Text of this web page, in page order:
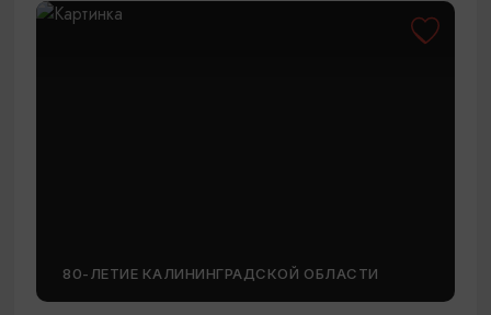
80-ЛЕТИЕ КАЛИНИНГРАДСКОЙ ОБЛАСТИ